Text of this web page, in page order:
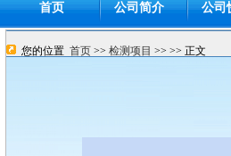
首页 公司简介 公司
您的位置 首页>> 检测项目 >> >> 正文